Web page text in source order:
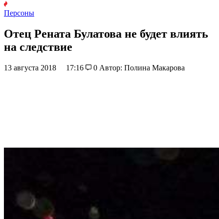
Персоны
Отец Рената Булатова не будет влиять
на следствие
13 августа 2018 17:16 0 Автор: Полина Макарова